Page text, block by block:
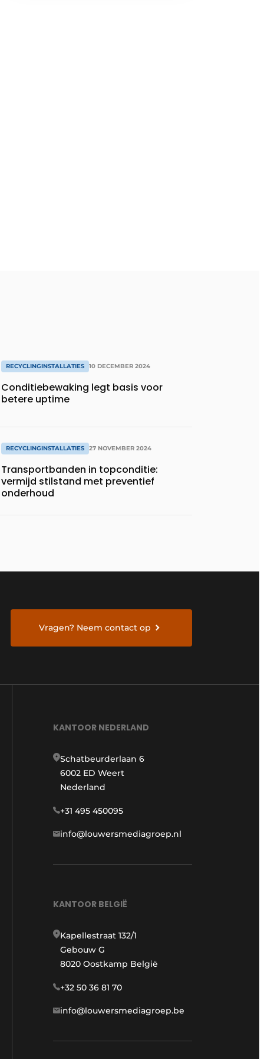
RECYCLINGINSTALLATIES 10 DECEMBER 2024
Conditiebewaking legt basis voor
betere uptime
RECYCLINGINSTALLATIES 27 NOVEMBER 2024
Transportbanden in topconditie:
vermijd stilstand met preventief
onderhoud
Vragen? Neem contact op
KANTOOR NEDERLAND
Schatbeurderlaan 6
6002 ED Weert
Nederland
+31 495 450095
info@louwersmediagroep.nl
KANTOOR BELGIË
Kapellestraat 132/1
Gebouw G
8020 Oostkamp België
+32 50 36 81 70
info@louwersmediagroep.be